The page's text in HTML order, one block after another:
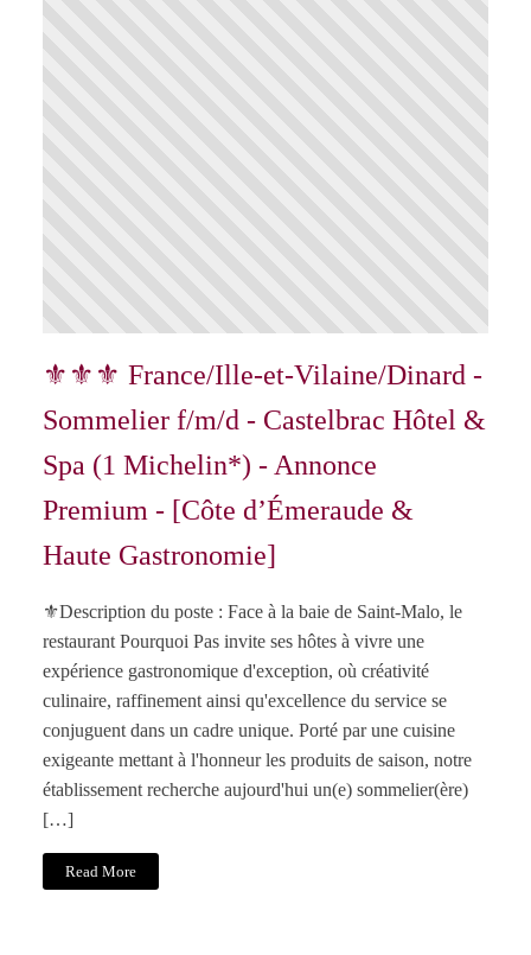
⚜⚜⚜ France/Ille-et-Vilaine/Dinard -
Sommelier f/m/d - Castelbrac Hôtel &
Spa (1 Michelin*) - Annonce
Premium - [Côte d’Émeraude &
Haute Gastronomie]
⚜️Description du poste : Face à la baie de Saint-Malo, le
restaurant Pourquoi Pas invite ses hôtes à vivre une
expérience gastronomique d'exception, où créativité
culinaire, raffinement ainsi qu'excellence du service se
conjuguent dans un cadre unique. Porté par une cuisine
exigeante mettant à l'honneur les produits de saison, notre
établissement recherche aujourd'hui un(e) sommelier(ère)
[…]
Read More